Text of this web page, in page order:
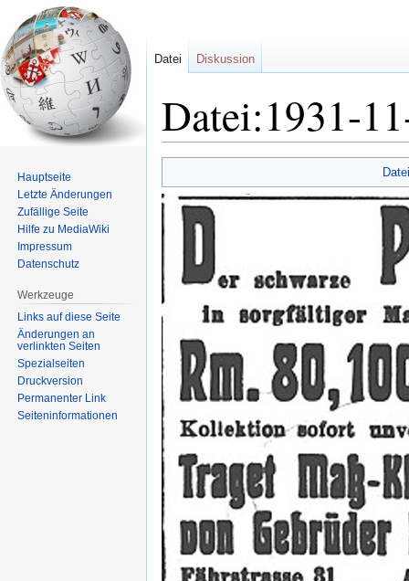
Datei:1931-
Navigation
springen
Suche
springen
Datei Diskussion
Hauptseite
Letzte Änderungen
Zufällige Seite
Hilfe zu MediaWiki
Impressum
Datenschutz
Werkzeuge
Links auf diese Seite
Änderungen an
verlinkten Seiten
Spezialseiten
Druckversion
Permanenter Link
Seiten­informationen